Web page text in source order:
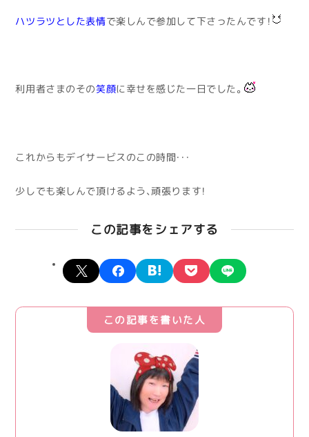
ハツラツとした表情で楽しんで参加して下さったんです！
利用者さまのその 笑顔に幸せを感じた一日でした。
これからもデイサービスのこの時間・・・
少しでも楽しんで頂けるよう、頑張ります！
この記事をシェアする
X facebookhatena pocket
この記事を書いた人